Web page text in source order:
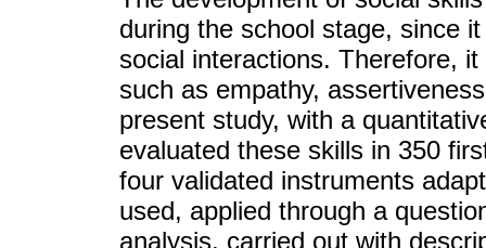
during the school stage, since
social interactions. Therefore,
such as empathy,
present study, with a
evaluated these skills in 350
four validated instruments
used, applied through a
analysis, carried out with